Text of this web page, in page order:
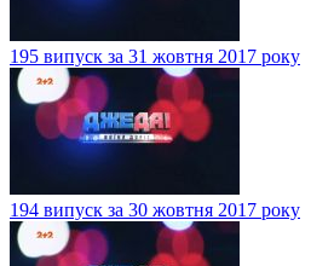
195 випуск за 31 жовтня 2017 року
194 випуск за 30 жовтня 2017 року